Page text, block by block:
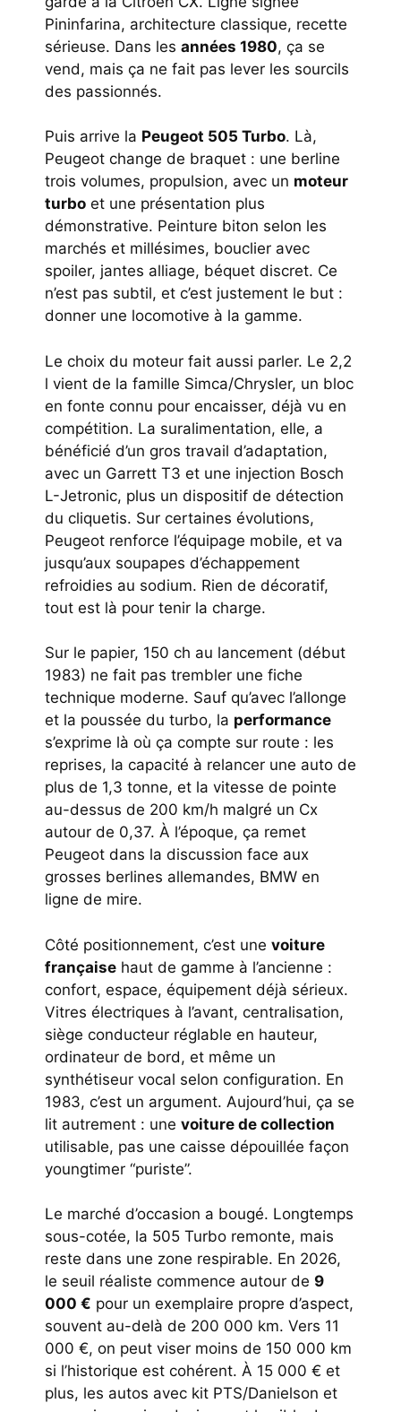
Pininfarina, architecture classique, recette
sérieuse. Dans les années 1980, ça se
vend, mais ça ne fait pas lever les sourcils
des passionnés.
Puis arrive la Peugeot 505 Turbo. Là,
Peugeot change de braquet : une berline
trois volumes, propulsion, avec un moteur
turbo et une présentation plus
démonstrative. Peinture biton selon les
marchés et millésimes, bouclier avec
spoiler, jantes alliage, béquet discret. Ce
n’est pas subtil, et c’est justement le but :
donner une locomotive à la gamme.
Le choix du moteur fait aussi parler. Le 2,2
l vient de la famille Simca/Chrysler, un bloc
en fonte connu pour encaisser, déjà vu en
compétition. La suralimentation, elle, a
bénéficié d’un gros travail d’adaptation,
avec un Garrett T3 et une injection Bosch
L-Jetronic, plus un dispositif de détection
du cliquetis. Sur certaines évolutions,
Peugeot renforce l’équipage mobile, et va
jusqu’aux soupapes d’échappement
refroidies au sodium. Rien de décoratif,
tout est là pour tenir la charge.
Sur le papier, 150 ch au lancement (début
1983) ne fait pas trembler une fiche
technique moderne. Sauf qu’avec l’allonge
et la poussée du turbo, la performance
s’exprime là où ça compte sur route : les
reprises, la capacité à relancer une auto de
plus de 1,3 tonne, et la vitesse de pointe
au-dessus de 200 km/h malgré un Cx
autour de 0,37. À l’époque, ça remet
Peugeot dans la discussion face aux
grosses berlines allemandes, BMW en
ligne de mire.
Côté positionnement, c’est une voiture
française haut de gamme à l’ancienne :
confort, espace, équipement déjà sérieux.
Vitres électriques à l’avant, centralisation,
siège conducteur réglable en hauteur,
ordinateur de bord, et même un
synthétiseur vocal selon configuration. En
1983, c’est un argument. Aujourd’hui, ça se
lit autrement : une voiture de collection
utilisable, pas une caisse dépouillée façon
youngtimer “puriste”.
Le marché d’occasion a bougé. Longtemps
sous-cotée, la 505 Turbo remonte, mais
reste dans une zone respirable. En 2026,
le seuil réaliste commence autour de 9
000 € pour un exemplaire propre d’aspect,
souvent au-delà de 200 000 km. Vers 11
000 €, on peut viser moins de 150 000 km
si l’historique est cohérent. À 15 000 € et
plus, les autos avec kit PTS/Danielson et